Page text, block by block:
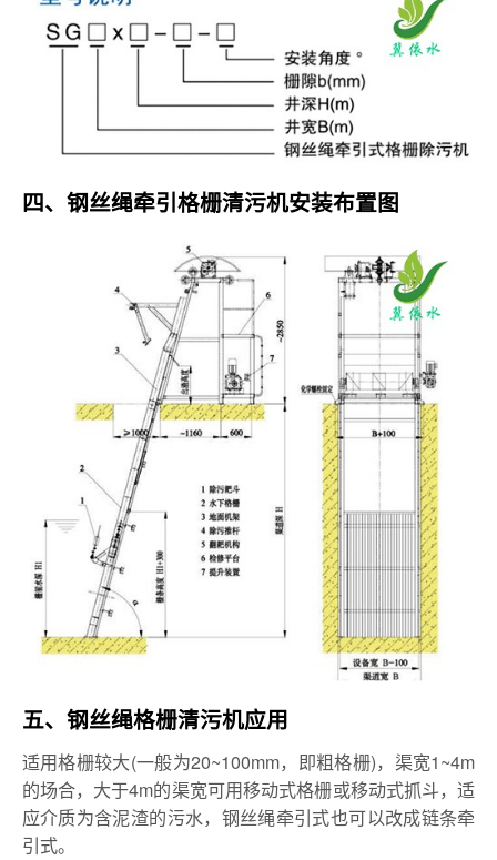
四、钢丝绳牵引格栅清污机安装布置图
五、钢丝绳格栅清污机应用
适用格栅较大(一般为20~100mm，即粗格栅)，渠宽1~4m
的场合，大于4m的渠宽可用移动式格栅或移动式抓斗，适
应介质为含泥渣的污水，钢丝绳牵引式也可以改成链条牵
引式。